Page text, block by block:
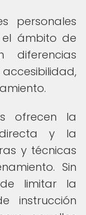
personales
el ámbito de
diferencias
ofrecen la
y la
y técnicas
Sin
limitar la
instrucción